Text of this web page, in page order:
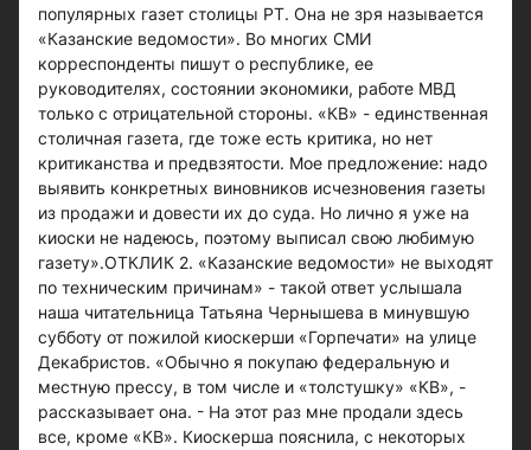
популярных газет столицы РТ. Она не зря называется
«Казанские ведомости». Во многих СМИ
корреспонденты пишут о республике, ее
руководителях, состоянии экономики, работе МВД
только с отрицательной стороны. «КВ» - единственная
столичная газета, где тоже есть критика, но нет
критиканства и предвзятости. Мое предложение: надо
выявить конкретных виновников исчезновения газеты
из продажи и довести их до суда. Но лично я уже на
киоски не надеюсь, поэтому выписал свою любимую
газету».ОТКЛИК 2. «Казанские ведомости» не выходят
по техническим причинам» - такой ответ услышала
наша читательница Татьяна Чернышева в минувшую
субботу от пожилой киоскерши «Горпечати» на улице
Декабристов. «Обычно я покупаю федеральную и
местную прессу, в том числе и «толстушку» «КВ», -
рассказывает она. - На этот раз мне продали здесь
все, кроме «КВ». Киоскерша пояснила, с некоторых